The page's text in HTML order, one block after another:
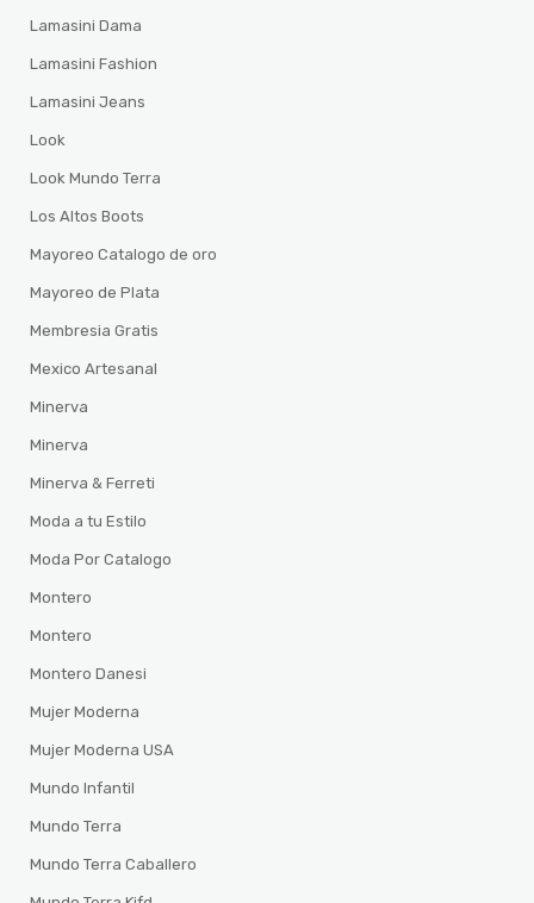
Lamasini Dama
Lamasini Fashion
Lamasini Jeans
Look
Look Mundo Terra
Los Altos Boots
Mayoreo Catalogo de oro
Mayoreo de Plata
Membresia Gratis
Mexico Artesanal
Minerva
Minerva
Minerva & Ferreti
Moda a tu Estilo
Moda Por Catalogo
Montero
Montero
Montero Danesi
Mujer Moderna
Mujer Moderna USA
Mundo Infantil
Mundo Terra
Mundo Terra Caballero